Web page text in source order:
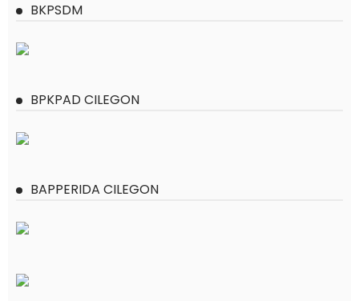
BKPSDM
BPKPAD CILEGON
BAPPERIDA CILEGON